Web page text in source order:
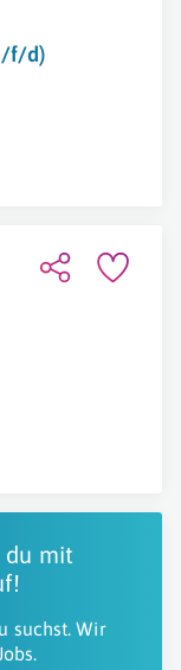
f/d)
du mit
suchst. Wir